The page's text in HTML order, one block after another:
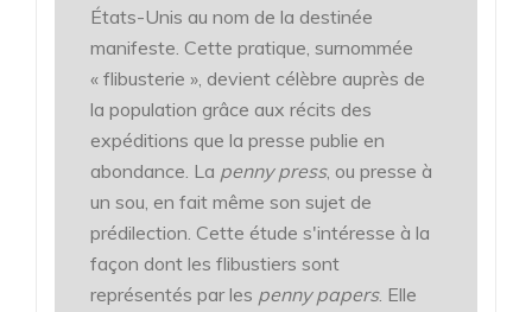
États-Unis au nom de la destinée
manifeste. Cette pratique, surnommée
« flibusterie », devient célèbre auprès de
la population grâce aux récits des
expéditions que la presse publie en
abondance. La penny press, ou presse à
un sou, en fait même son sujet de
prédilection. Cette étude s'intéresse à la
façon dont les flibustiers sont
représentés par les penny papers. Elle